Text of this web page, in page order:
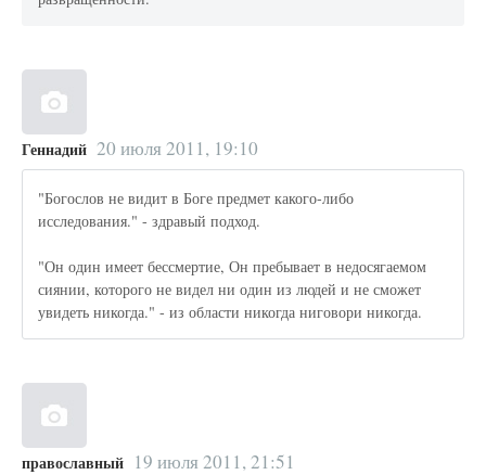
Геннадий 20 июля 2011, 19:10
"Богослов не видит в Боге предмет какого-либо
исследования." - здравый подход.
"Он один имеет бессмертие, Он пребывает в недосягаемом
сиянии, которого не видел ни один из людей и не сможет
увидеть никогда." - из области никогда ниговори никогда.
православный 19 июля 2011, 21:51